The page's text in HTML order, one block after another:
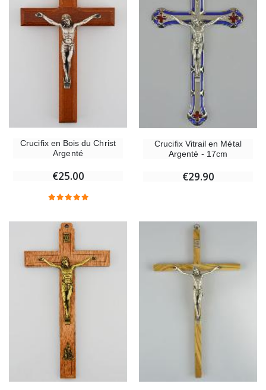
Crucifix en Bois du Christ
Argenté
€25.00
Crucifix Vitrail en Métal
Argenté - 17cm
€29.90